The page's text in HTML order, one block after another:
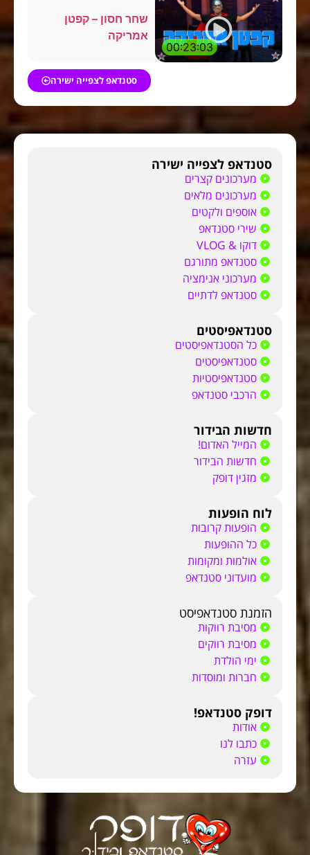
00:23:03
שחר חסון – קפטן
אמריקה
סטנדאפ לצפייה ישירה
סטנדאפ לצפייה ישירה
מערכונים קצרים
מערכונים מלאים
אוספים ולקטים
שירי סטנדאפ
דוקו & VLOG
סטנדאפ מתורגם
מערכוני אנימציה
סטנדאפ לדתיים
סטנדאפיסטים
כל הסטנדאפיסטים
סטנדאפיסטים
סטנדאפיסטיות
הרכבי סטנדאפ
חדשות הבידור
המייל האדום!
חדשות הבידור
מזגין דופק
לוח הופעות
הופעות קרובות
כל ההופעות
אולמות ומקומות
מועדוני סטנדאפ
הזמנת סטנדאפיסט
מסיבת רווקות
מסיבת רווקים
ימי הולדת
חברות ומוסדות
דופק סטנדאפ!
אודות
כתבו לנו
עזרה